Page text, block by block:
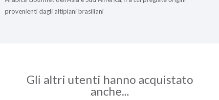
provenienti dagli altipiani brasiliani
Gli altri utenti hanno acquistato
anche...